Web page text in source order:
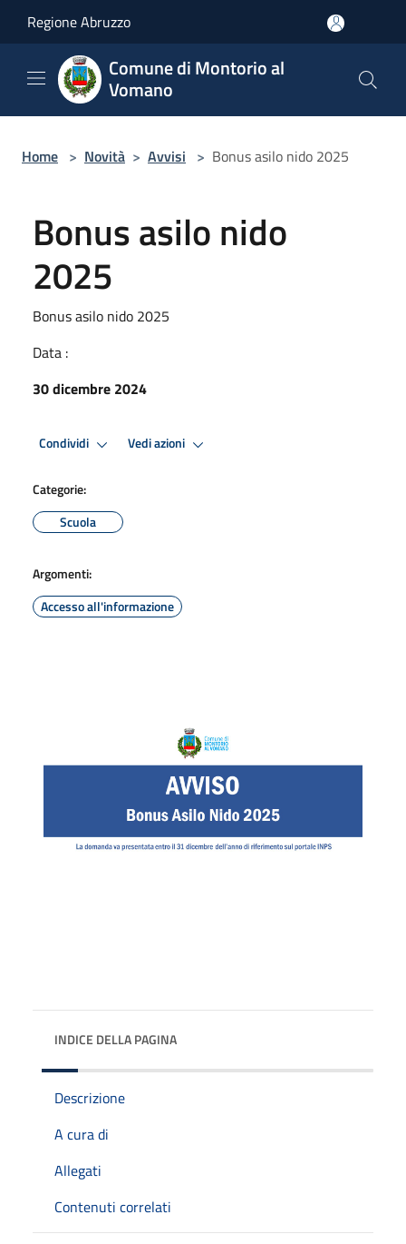
Regione Abruzzo
Comune di Montorio al
Vomano
Home > Novità > Avvisi > Bonus asilo nido 2025
Bonus asilo nido
2025
Bonus asilo nido 2025
Data :
30 dicembre 2024
Condividi Vedi azioni
Categorie:
Scuola
Argomenti:
Accesso all'informazione
INDICE DELLA PAGINA
Descrizione
A cura di
Allegati
Contenuti correlati